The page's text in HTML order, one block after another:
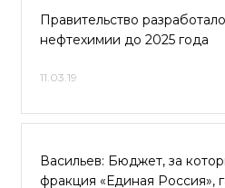
Правительство
нефтехимии до 2025 года
11.03.19
Васильев: Бюджет, за
фракция «Единая Россия»,